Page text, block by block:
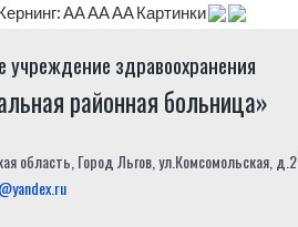
ААААААКартинки
здравоохранения
районная больница»
область, Город Льгов, ул.Комсомольская, д.2